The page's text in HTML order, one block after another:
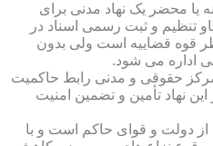
یا محضر یک نهاد مدنی برای
تنظیم و ثبت رسمی اسناد در
قوه قضاییه است ولی بدون
اداره می شود.
حقوقی و مدنی رابط حاکمیت
نهاد تأمین و تضمین امنیت
از دولت و قوای حاکم است و با